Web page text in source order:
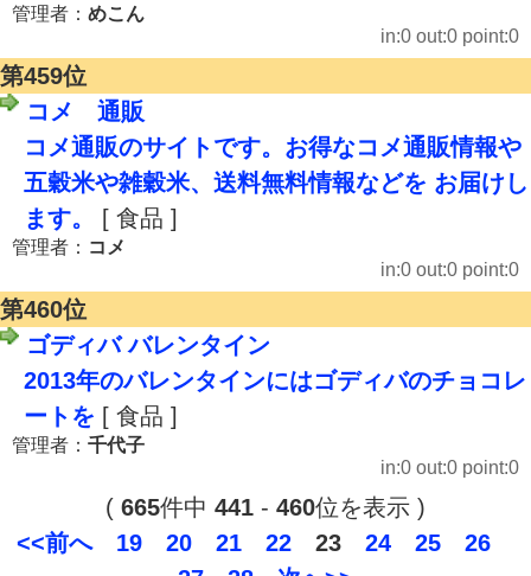
管理者： めこん
in:0 out:0 point:0
第459位
コメ 通販
コメ通販のサイトです。お得なコメ通販情報や
五穀米や雑穀米、送料無料情報などを お届けし
ます。
[ 食品 ]
管理者： コメ
in:0 out:0 point:0
第460位
ゴディバ バレンタイン
2013年のバレンタインにはゴディバのチョコレ
ートを [ 食品 ]
管理者： 千代子
in:0 out:0 point:0
( 665件中 441 - 460位を表示 )
<<前へ
19 20 21 22 23 24 25
26